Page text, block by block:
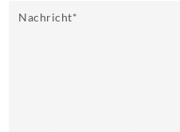
Nachricht*